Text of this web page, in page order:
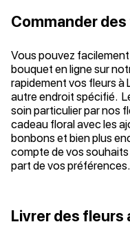
Commander
Vous pouvez
bouquet en ligne sur
rapidement vos fleurs à
autre endroit spécifié.
soin particulier par nos
cadeau floral avec les
bonbons et bien plus
compte de vos
part de vos préférences.
Livrer des fleurs